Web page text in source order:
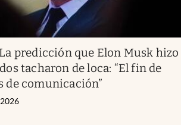
La predicción que Elon Musk hizo
tacharon de loca: “El fin de
de comunicación”